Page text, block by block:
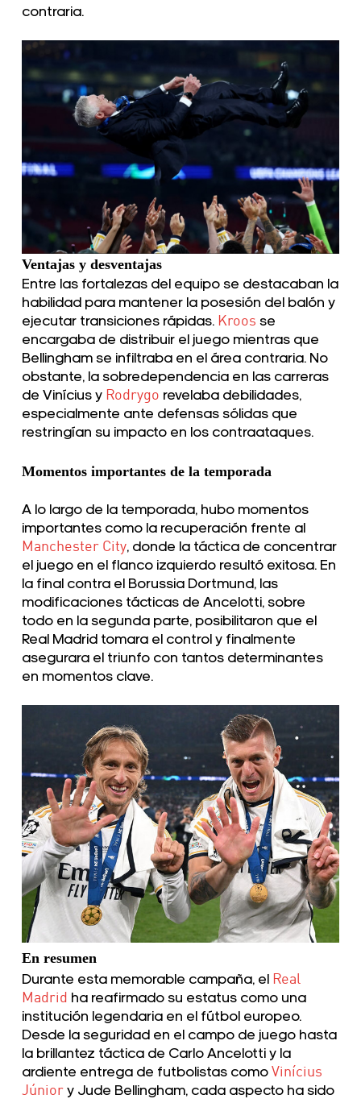
contraria.
Ventajas y desventajas
Entre las fortalezas del equipo se destacaban la
habilidad para mantener la posesión del balón y
ejecutar transiciones rápidas. Kroos se
encargaba de distribuir el juego mientras que
Bellingham se infiltraba en el área contraria. No
obstante, la sobredependencia en las carreras
de Vinícius y Rodrygo revelaba debilidades,
especialmente ante defensas sólidas que
restringían su impacto en los contraataques.
Momentos importantes de la temporada
A lo largo de la temporada, hubo momentos
importantes como la recuperación frente al
Manchester City, donde la táctica de concentrar
el juego en el flanco izquierdo resultó exitosa. En
la final contra el Borussia Dortmund, las
modificaciones tácticas de Ancelotti, sobre
todo en la segunda parte, posibilitaron que el
Real Madrid tomara el control y finalmente
asegurara el triunfo con tantos determinantes
en momentos clave.
En resumen
Durante esta memorable campaña, el Real
Madrid ha reafirmado su estatus como una
institución legendaria en el fútbol europeo.
Desde la seguridad en el campo de juego hasta
la brillantez táctica de Carlo Ancelotti y la
ardiente entrega de futbolistas como Vinícius
Júniory Jude Bellingham, cada aspecto ha sido